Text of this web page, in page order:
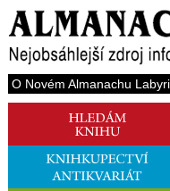
O Novém Almanachu